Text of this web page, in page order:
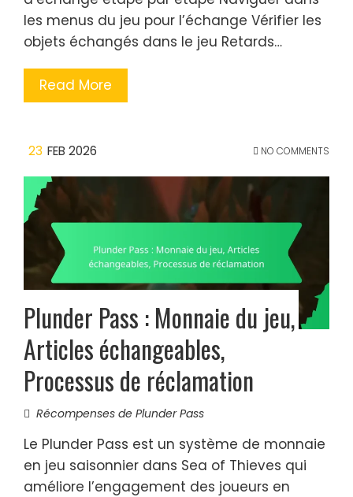
les menus du jeu pour l’échange Vérifier les
objets échangés dans le jeu Retards…
Read More
23 FEB 2026 NO COMMENTS
Plunder Pass : Monnaie du jeu,
Articles échangeables,
Processus de réclamation
Récompenses de Plunder Pass
Le Plunder Pass est un système de monnaie
en jeu saisonnier dans Sea of Thieves qui
améliore l’engagement des joueurs en